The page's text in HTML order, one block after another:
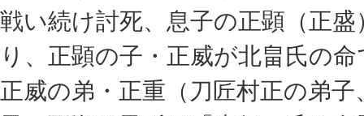
戦い続け討死、息子の正顕（正
り、正顕の子・正威が北畠氏の
正威の弟・正重（刀匠村正の弟